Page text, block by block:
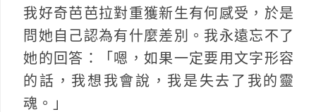
我好奇芭芭拉對重獲新生有何感受，於是
問她自己認為有什麼差別。我永遠忘不了
她的回答：「嗯，如果一定要用文字形容
的話，我想我會說，我是失去了我的靈
魂。」